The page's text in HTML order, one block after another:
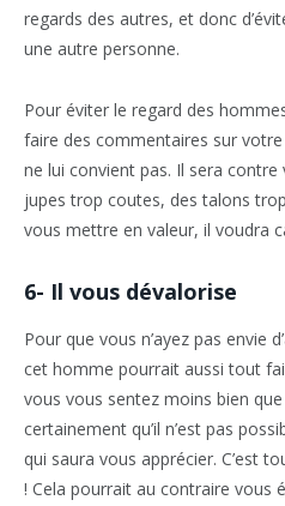
regards des autres, et donc
une autre personne.
Pour éviter le regard des
faire des commentaires sur
ne lui convient pas. Il sera
jupes trop coutes, des talons
vous mettre en valeur, il voudra
6- Il vous dévalorise
Pour que vous n’ayez pas envie
cet homme pourrait aussi tout
vous vous sentez moins bien
certainement qu’il n’est pas
qui saura vous apprécier. C’est
! Cela pourrait au contraire vous